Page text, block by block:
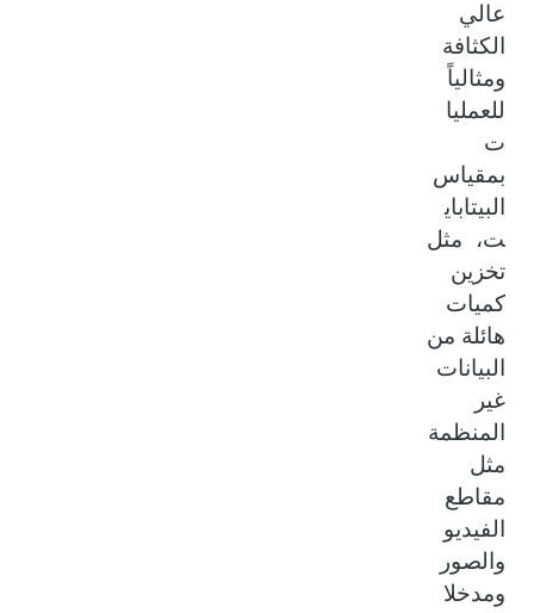
عالي
الكثافة
ومثالياً
للعمليا
بمقياس
البيتاباي
ت، مثل
تخزين
كميات
هائلة من
البيانات
غير
المنظمة
مثل
مقاطع
الفيديو
والصور
ومدخلا